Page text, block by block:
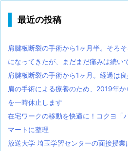
最近の投稿
肩腱板断裂の手術から1ヶ月半。そろ
になってきたが、まだまだ痛みは続い
肩腱板断裂の手術から1ヶ月。経過は
肩の手術による療養のため、2019年
を一時休止します
在宅ワークの移動を快適に！コクヨ「
マートに整理
放送大学 埼玉学習センターの面接授